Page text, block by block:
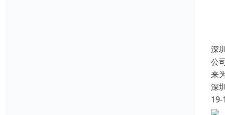
深
公
来
深
19-